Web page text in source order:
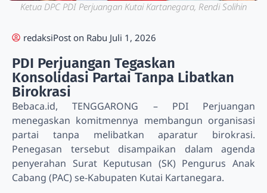
Ketua DPC PDI Perjuangan Kutai Kartanegara, Rendi Solihin
redaksiPost on Rabu Juli 1, 2026
PDI Perjuangan Tegaskan
Konsolidasi Partai Tanpa Libatkan
Birokrasi
Bebaca.id, TENGGARONG – PDI Perjuangan
menegaskan komitmennya membangun organisasi
partai tanpa melibatkan aparatur birokrasi.
Penegasan tersebut disampaikan dalam agenda
penyerahan Surat Keputusan (SK) Pengurus Anak
Cabang (PAC) se-Kabupaten Kutai Kartanegara.